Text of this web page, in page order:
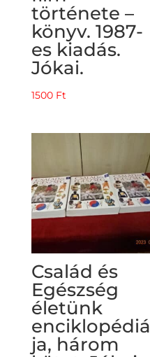
története –
könyv. 1987-
es kiadás.
Jókai.
1500 Ft
Család és
Egészség
életünk
enciklopédiá
ja, három